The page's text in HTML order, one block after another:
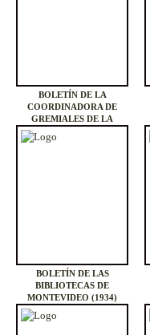
BOLETÍN DE LA
COORDINADORA DE
GREMIALES DE LA
ENSEÑANZA PÚBLICA
BOLETÍN DE LAS
BIBLIOTECAS DE
MONTEVIDEO (1934)